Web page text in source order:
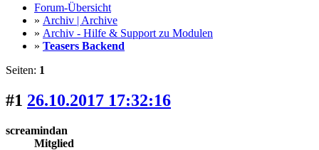
Forum-Übersicht
» Archiv | Archive
» Archiv - Hilfe & Support zu Modulen
» Teasers Backend
Seiten: 1
#1 26.10.2017 17:32:16
screamindan
Mitglied